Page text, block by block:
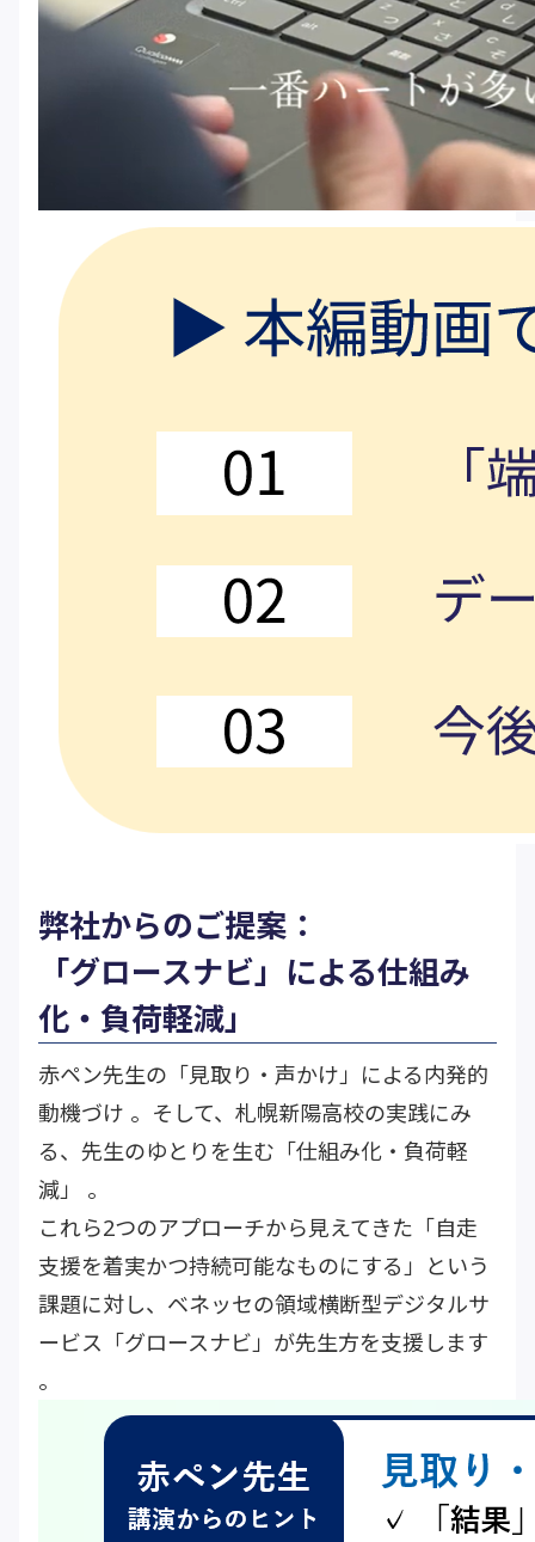
弊社からのご提案：
「グロースナビ」による仕組み
化・負荷軽減」
赤ペン先生の「見取り・声かけ」による内発的
動機づけ 。そして、札幌新陽高校の実践にみ
る、先生のゆとりを生む「仕組み化・負荷軽
減」 。
これら2つのアプローチから見えてきた「自走
支援を着実かつ持続可能なものにする」という
課題に対し、ベネッセの領域横断型デジタルサ
ービス「グロースナビ」が先生方を支援します
。